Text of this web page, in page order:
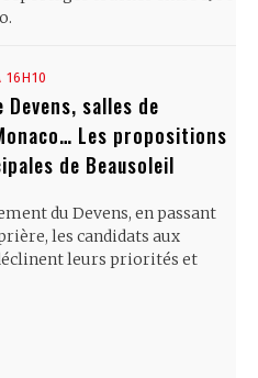
16H10
salles de
Les propositions
de Beausoleil
du Devens, en passant
les candidats aux
leurs priorités et